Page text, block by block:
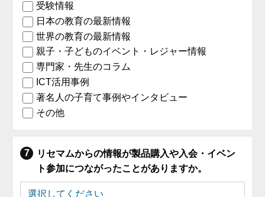
受験情報
日本の教育の最新情報
世界の教育の最新情報
親子・子どものイベント・レジャー情報
専門家・先生のコラム
ICT活用事例
著名人の子育て事例やインタビュー
その他
リセマムからの情報が製品購入や入会・イベン
ト参加につながったことがありますか。